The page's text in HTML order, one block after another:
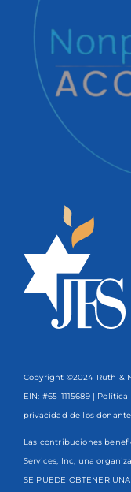
Copyright ©2024 Ruth &
EIN: #65-1115689 | Política
privacidad de los
Las contribuciones
Services, Inc, una
SE PUEDE OBTENER